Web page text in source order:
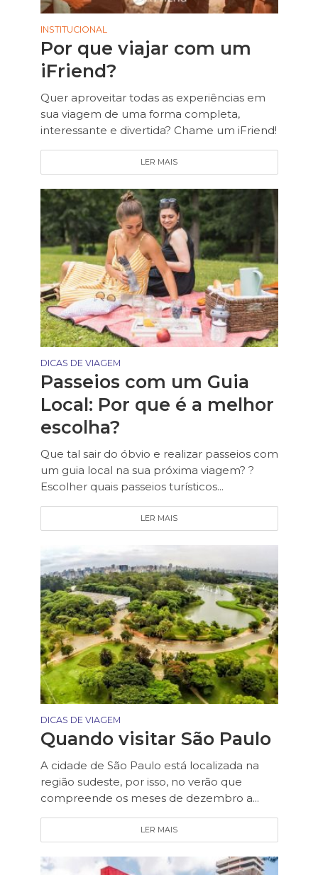
INSTITUCIONAL
Por que viajar com um
iFriend?
Quer aproveitar todas as experiências em
sua viagem de uma forma completa,
interessante e divertida? Chame um iFriend!
LER MAIS
DICAS DE VIAGEM
Passeios com um Guia
Local: Por que é a melhor
escolha?
Que tal sair do óbvio e realizar passeios com
um guia local na sua próxima viagem? ?
Escolher quais passeios turísticos...
LER MAIS
DICAS DE VIAGEM
Quando visitar São Paulo
A cidade de São Paulo está localizada na
região sudeste, por isso, no verão que
compreende os meses de dezembro a...
LER MAIS